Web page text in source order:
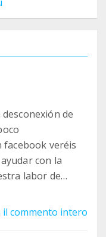
de
facebook veréis
con la
labor de
il commento intero